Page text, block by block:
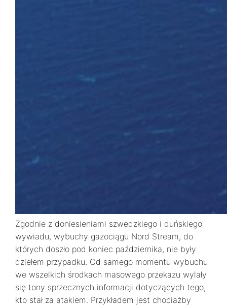
Zgodnie z doniesieniami szwedzkiego i duńskiego
wywiadu, wybuchy gazociągu Nord Stream, do
których doszło pod koniec października, nie były
dziełem przypadku. Od samego momentu wybuchu
we wszelkich środkach masowego przekazu wylały
się tony sprzecznych informacji dotyczących tego,
kto stał za atakiem. Przykładem jest chociażby